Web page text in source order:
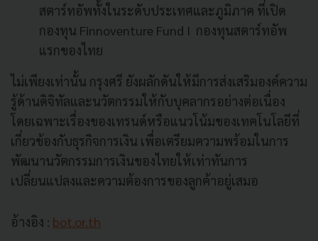
สตาร์ทอัพทั้งในระดับประเทศและภูมิภาค ที่เปิด
กองทุน Finnoventure Fund I กองทุนสตาร์ทอัพ
แรกของไทย
ไม่เพียงเท่านั้น กรุงศรี ยังผลักดันให้มีการส่งเสริมองค์ความ
รู้ด้านดิจิทัลและนวัตกรรมให้กับบุคลากรอย่างต่อเนื่อง
โดยเฉพาะเรื่องของเทรนด์หรือแนวโน้มของเทคโนโลยีที่
เกี่ยวข้องกับธุรกิจการเงิน เพื่อเตรียมความพร้อมในการ
พัฒนานวัตกรรมการเงินของไทยให้เท่าทันการ
เปลี่ยนแปลงและความต้องการของลูกค้าอยู่เสมอ
อ้างอิง : bot.or.th